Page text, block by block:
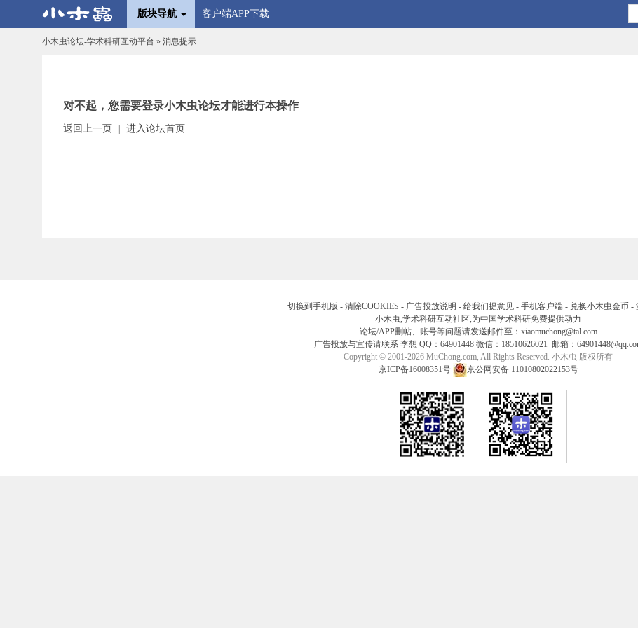
版块导航 客户端APP下载
小木虫论坛-学术科研互动平台 » 消息提示
对不起，您需要登录小木虫论坛才能进行本操作
返回上一页 进入论坛首页
切换到手机版 - 清除COOKIES - 广告投放说明 - 给我们提意见- 手机客户端- 兑换小木虫金币 -
小木虫,学术科研互动社区,为中国学术科研免费提供动力
论坛/APP删帖、账号等问题请发送邮件至：xiaomuchong@tal.com
广告投放与宣传请联系 李想 QQ： 64901448微信：18510626021 邮箱：
Copyright © 2001-2026 MuChong.com, All Rights Reserved. 小木虫 版权所有
京ICP备16008351号
京公网安备 11010802022153号